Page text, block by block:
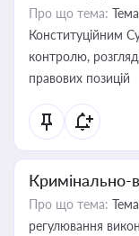
Про що тема:
Конституційним
контролю,
правових позицій
Кримінально-
Про що тема:
регулювання